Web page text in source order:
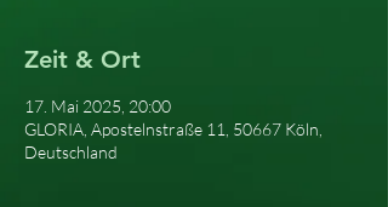
Zeit & Ort
17. Mai 2025, 20:00
GLORIA, Apostelnstraße 11, 50667 Köln,
Deutschland